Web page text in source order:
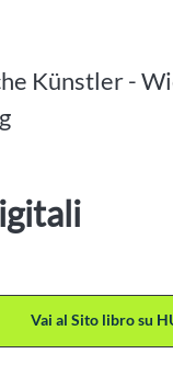
Künstler -
Vai al Sito libro su